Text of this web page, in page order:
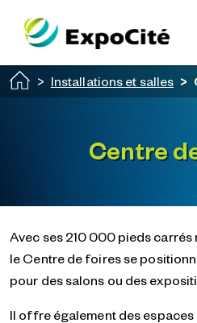
Passer au contenu principal
Installations et salles
Centre
Avec ses 210 000 pieds carrés
le Centre de foires se
pour des salons ou des
Il offre également des